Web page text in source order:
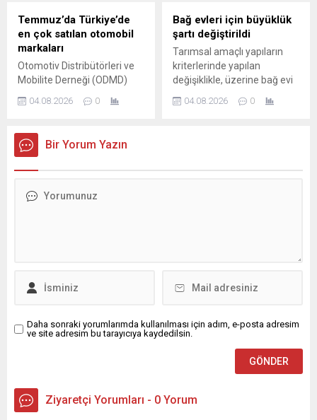
etme gibi önemli yaşam
kararlarını finansal
öncelikleri doğrultusunda
ertelediğini belirtiyor.
Temmuz’da Türkiye’de
en çok satılan otomobil
markaları
Otomotiv Distribütörleri ve
Mobilite Derneği (ODMD)
otomotiv satış verilerini
Türkiye'de Temmuz'da en
çok satılan otomobiller...
04.08.2026 0
Bağ evleri için büyüklük
şartı değiştirildi
Tarımsal amaçlı yapıların
kriterlerinde yapılan
değişiklikle, üzerine bağ evi
tarım arazilerinde aranan
04.08.2026 0
Bir Yorum Yazın
Daha sonraki yorumlarımda kullanılması için adım, e-posta adresim
ve site adresim bu tarayıcıya kaydedilsin.
Ziyaretçi Yorumları - 0 Yorum